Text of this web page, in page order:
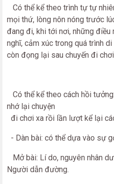
Có thể kể theo trình tự tự
mọi thứ, lòng nôn nóng trước
đang đi, khi tới nơi, những điều
nghĩ, cảm xúc trong quá trình
còn đọng lại sau chuyến đi
Có thể kể theo cách hồi
nhớ lại chuyện
đi chơi xa rồi lần lượt kể lại
- Dàn bài: có thể dựa vào sự
Mở bài: Lí do, nguyên nhân
Người dẫn đường.